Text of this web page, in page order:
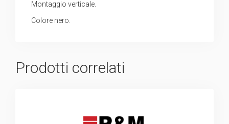
Montaggio verticale.
Colore nero.
Prodotti correlati